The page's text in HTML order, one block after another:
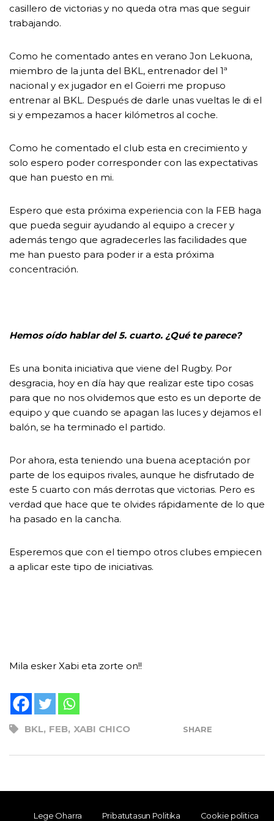
casillero de victorias y no queda otra mas que seguir
trabajando.
Como he comentado antes en verano Jon Lekuona,
miembro de la junta del BKL, entrenador del 1ª
nacional y ex jugador en el Goierri me propuso
entrenar al BKL. Después de darle unas vueltas le di el
si y empezamos a hacer kilómetros al coche.
Como he comentado el club esta en crecimiento y
solo espero poder corresponder con las expectativas
que han puesto en mi.
Espero que esta próxima experiencia con la FEB haga
que pueda seguir ayudando al equipo a crecer y
además tengo que agradecerles las facilidades que
me han puesto para poder ir a esta próxima
concentración.
Hemos oído hablar del 5. cuarto. ¿Qué te parece?
Es una bonita iniciativa que viene del Rugby. Por
desgracia, hoy en día hay que realizar este tipo cosas
para que no nos olvidemos que esto es un deporte de
equipo y que cuando se apagan las luces y dejamos el
balón, se ha terminado el partido.
Por ahora, esta teniendo una buena aceptación por
parte de los equipos rivales, aunque he disfrutado de
este 5 cuarto con más derrotas que victorias. Pero es
verdad que hace que te olvides rápidamente de lo que
ha pasado en la cancha.
Esperemos que con el tiempo otros clubes empiecen
a aplicar este tipo de iniciativas.
Mila esker Xabi eta zorte on!!
BKL, FEB, XABI CHICO SHARE
Lege Oharra Pribatutasun Politika Cookie politica